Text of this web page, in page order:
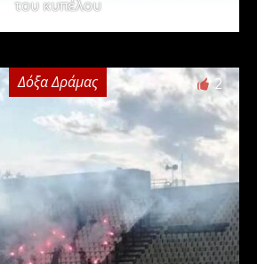
του κυπέλου
Δόξα Δράμας 2